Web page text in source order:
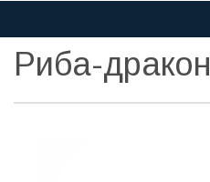
Риба-дракон